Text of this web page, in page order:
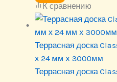
К сравнению
Террасная доска
х 24 мм х 3000мм
Террасная доска